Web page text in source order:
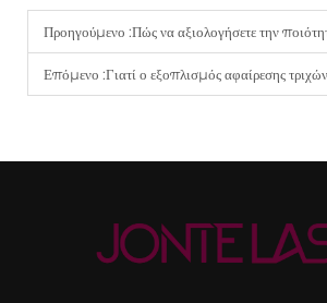
Προηγούμενο :Πώς να αξιολογήσετε την ποιότητα της λέιζερ μπάρας σε μία
Επόμενο :Γιατί ο εξοπλισμός αφαίρεσης τριχών με λέιζερ διόδου είναι